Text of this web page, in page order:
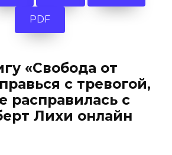
PDF
«Свобода от
с тревогой,
расправилась с
Лихи онлайн